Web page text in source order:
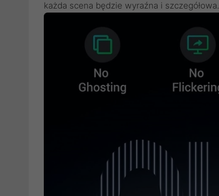
każda scena będzie wyraźna i szczegółowa.